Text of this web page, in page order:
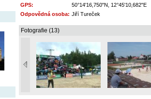
GPS:
50°14'16,750"N, 12°45'10,682"E
Odpovědná osoba: Jiří Tureček
Fotografie (13)